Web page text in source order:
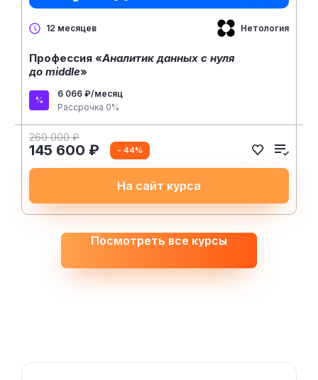
12 месяцев Нетология
Профессия «Аналитик данных с нуля
до middle»
6 066 ₽/месяц
Рассрочка 0%
260 000 ₽
145 600 ₽ - 44%
На сайт курса
Посмотреть все курсы